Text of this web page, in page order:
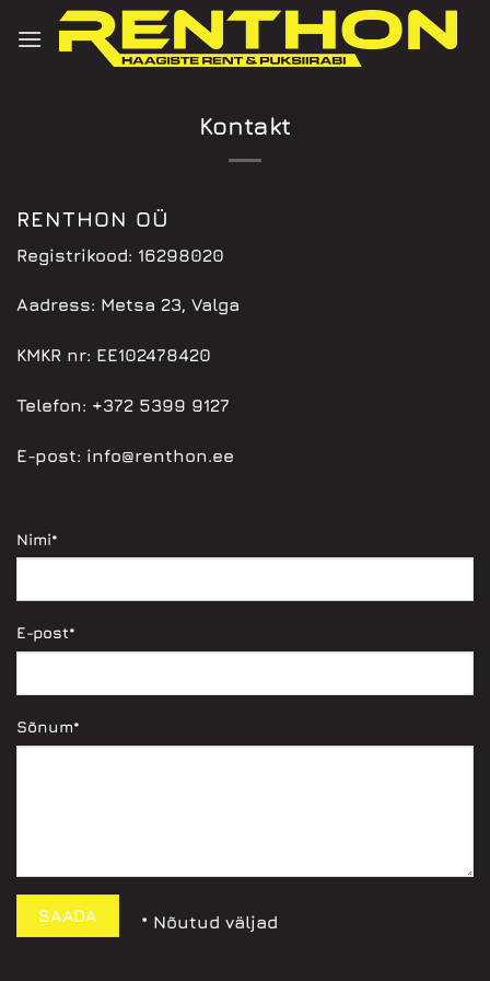
Kontakt
RENTHON OÜ
Registrikood: 16298020
Aadress: Metsa 23, Valga
KMKR nr: EE102478420
Telefon: +372 5399 9127
E-post: info@renthon.ee
Nimi*
E-post*
Sõnum*
* Nõutud väljad